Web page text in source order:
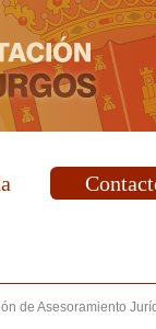
de Asesoramiento